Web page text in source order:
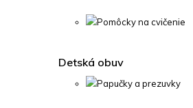
Pomôcky na cvičenie
Detská obuv
Papučky a prezuvky